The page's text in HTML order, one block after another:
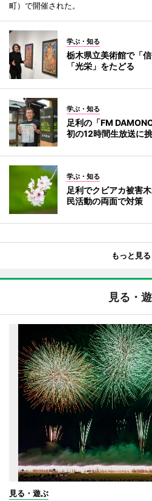
町）で開催された。
学ぶ・知る
栃木県立美術館で「
「光栄」をたどる
学ぶ・知る
足利の「FM
初の12時間生放送に
学ぶ・知る
足利でクビアカ被害
民活動の両面で対策
もっと見る
見る・
見る・遊ぶ